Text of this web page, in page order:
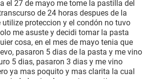
el 27 de mayo me tome la pastilla del
de 24 horas despues de la
utilize proteccion y el condón no tuvo
me asuste y decidi tomar la pasta
cosa, en el mes de mayo tenia que
pasaron 5 dias de la pasta y me vino
5 dias, pasaron 3 dias y me vino
ya mas poquito y mas clarita la cual